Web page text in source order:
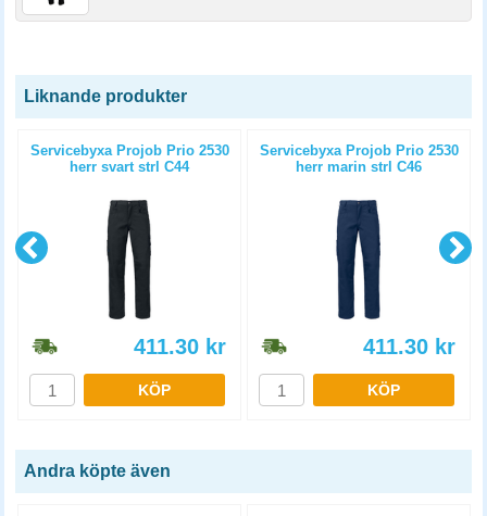
Liknande produkter
Servicebyxa Projob Prio 2530
herr svart strl C44
411.30 kr
KÖP
Servicebyxa Projob Prio 2530
herr marin strl C46
411.30 kr
KÖP
Andra köpte även